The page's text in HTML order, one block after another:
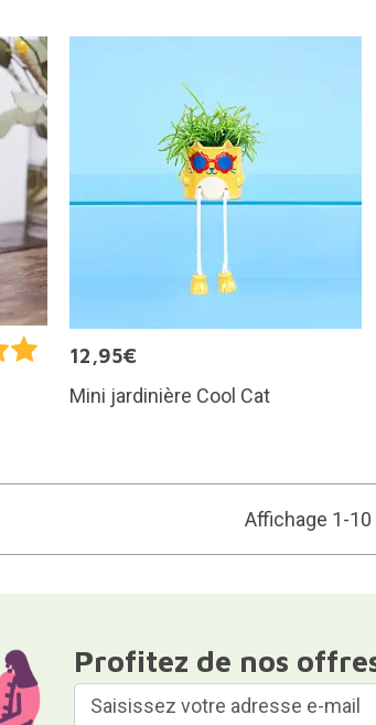
12,95€
Mini jardinière Cool Cat
Affichage 1-
Profitez de nos